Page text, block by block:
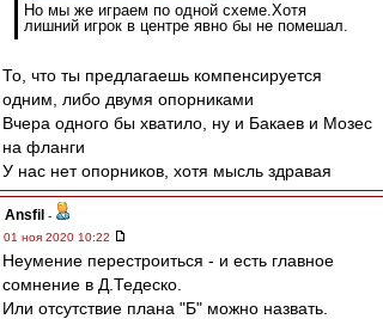
Но мы же играем по одной схеме.Хотя
лишний игрок в центре явно бы не помешал.
То, что ты предлагаешь компенсируется
одним, либо двумя опорниками
Вчера одного бы хватило, ну и Бакаев и Мозес
на фланги
У нас нет опорников, хотя мысль здравая
Ansfil -
01 ноя 2020 10:22
Неумение перестроиться - и есть главное
сомнение в Д.Тедеско.
Или отсутствие плана "Б" можно назвать.